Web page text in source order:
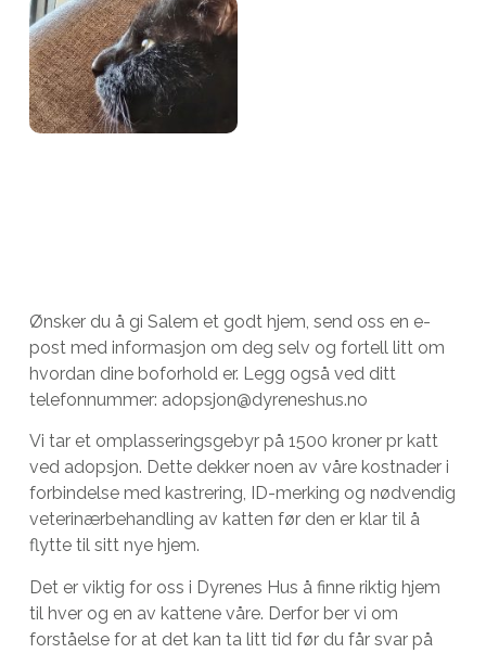
Ønsker du å gi Salem et godt hjem, send oss en e-
post med informasjon om deg selv og fortell litt om
hvordan dine boforhold er. Legg også ved ditt
telefonnummer: adopsjon@dyreneshus.no
Vi tar et omplasseringsgebyr på 1500 kroner pr katt
ved adopsjon. Dette dekker noen av våre kostnader i
forbindelse med kastrering, ID-merking og nødvendig
veterinærbehandling av katten før den er klar til å
flytte til sitt nye hjem.
Det er viktig for oss i Dyrenes Hus å finne riktig hjem
til hver og en av kattene våre. Derfor ber vi om
forståelse for at det kan ta litt tid før du får svar på